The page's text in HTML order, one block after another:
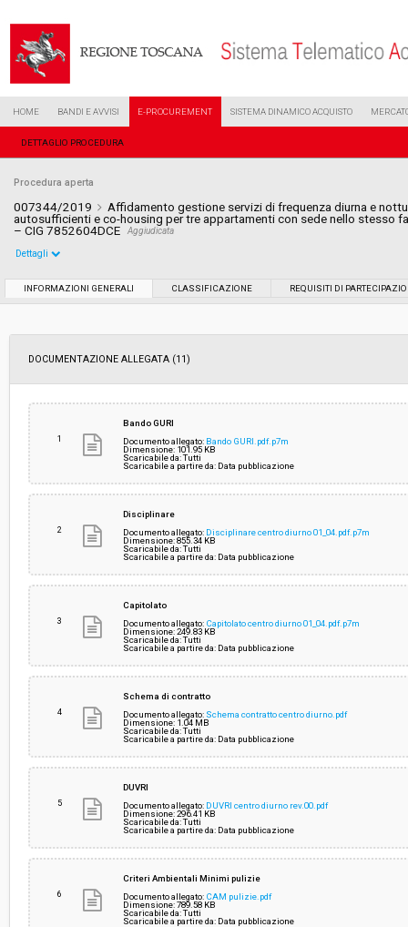
HOME BANDI E AVVISI E-PROCUREMENT SISTEMA DINAMICO ACQUISTO
DETTAGLIO PROCEDURA
Procedura aperta
007344/2019
Affidamento gestione servizi di frequenza diurna e
autosufficienti e co-housing per tre appartamenti con sede nello stesso
– CIG 7852604DCE
Aggiudicata
Data pubblicazione:
Svolgimento:
Responsabile attuale: COMUNE DI CIVITELLA IN VAL DI CHIANA -
Dettagli
INFORMAZIONI GENERALI CLASSIFICAZIONE REQUISITI DI
DOCUMENTAZIONE ALLEGATA (11)
1
Bando GURI
Documento allegato: Bando GURI.pdf.p7m
Dimensione: 101.95 KB
Scaricabile da: Tutti
Scaricabile a partire da: Data pubblicazione
2
Disciplinare
Documento allegato: Disciplinare centro diurno 01_04.pdf.p7m
Dimensione: 855.34 KB
Scaricabile da: Tutti
Scaricabile a partire da: Data pubblicazione
3
Capitolato
Documento allegato: Capitolato centro diurno 01_04.pdf.p7m
Dimensione: 249.83 KB
Scaricabile da: Tutti
Scaricabile a partire da: Data pubblicazione
4
Schema di contratto
Documento allegato: Schema contratto centro diurno.pdf
Dimensione: 1.04 MB
Scaricabile da: Tutti
Scaricabile a partire da: Data pubblicazione
5
DUVRI
Documento allegato: DUVRI centro diurno rev.00.pdf
Dimensione: 296.41 KB
Scaricabile da: Tutti
Scaricabile a partire da: Data pubblicazione
6
Criteri Ambientali Minimi pulizie
Documento allegato: CAM pulizie.pdf
Dimensione: 789.58 KB
Scaricabile da: Tutti
Scaricabile a partire da: Data pubblicazione